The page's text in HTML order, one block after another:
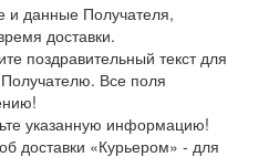
и данные Получателя,
доставки.
поздравительный текст для
Все поля
указанную информацию!
доставки «Курьером» - для